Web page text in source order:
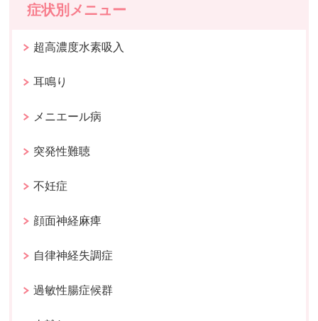
症状別メニュー
超高濃度水素吸入
耳鳴り
メニエール病
突発性難聴
不妊症
顔面神経麻痺
自律神経失調症
過敏性腸症候群